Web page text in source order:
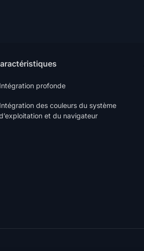
Intégration profonde
Intégration des couleurs du système
et du navigateur